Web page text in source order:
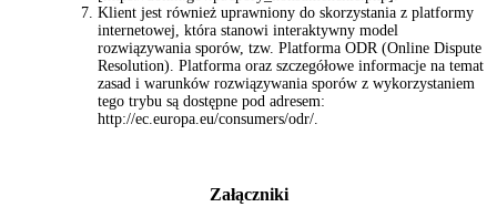
Klient jest również uprawniony do skorzystania z platformy
internetowej, która stanowi interaktywny model
rozwiązywania sporów, tzw. Platforma ODR (Online Dispute
Resolution). Platforma oraz szczegółowe informacje na temat
zasad i warunków rozwiązywania sporów z wykorzystaniem
tego trybu są dostępne pod adresem:
http://ec.europa.eu/consumers/odr/.
Załączniki